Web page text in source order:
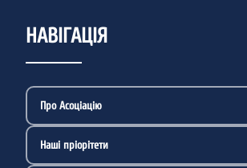
НАВІГАЦІЯ
Про Асоціацію
Наші пріорітети